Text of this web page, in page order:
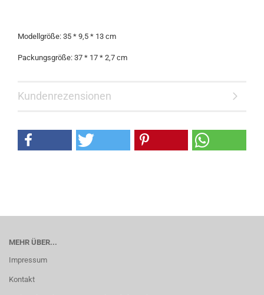
Modellgröße: 35 * 9,5 * 13 сm
Packungsgröße: 37 * 17 * 2,7 сm
Kundenrezensionen
MEHR ÜBER...
Impressum
Kontakt